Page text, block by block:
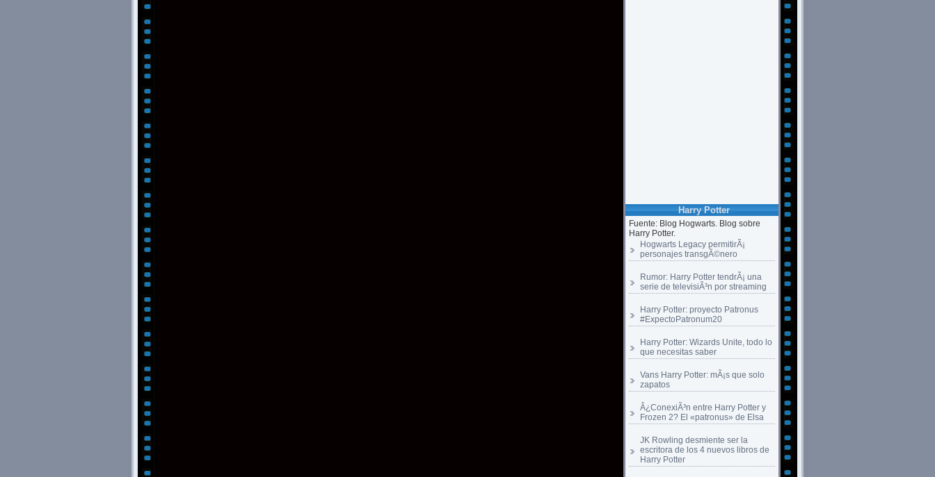
Harry Potter
Fuente: Blog Hogwarts. Blog sobre
Harry Potter.
Hogwarts Legacy permitirÃ¡
personajes transgÃ©nero
Rumor: Harry Potter tendrÃ¡ una
serie de televisiÃ³n por streaming
Harry Potter: proyecto Patronus
#ExpectoPatronum20
Harry Potter: Wizards Unite, todo lo
que necesitas saber
Vans Harry Potter: mÃ¡s que solo
zapatos
Â¿ConexiÃ³n entre Harry Potter y
Frozen 2? El «patronus» de Elsa
JK Rowling desmiente ser la
escritora de los 4 nuevos libros de
Harry Potter